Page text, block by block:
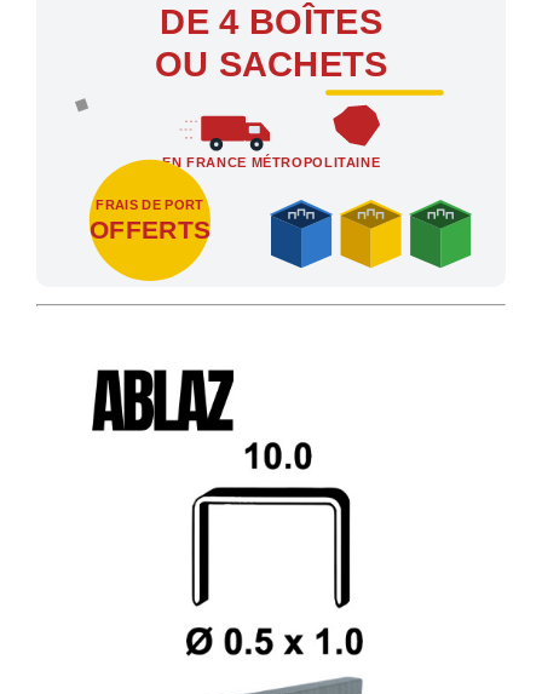
DE 4 BOÎTES
OU SACHETS
EN FRANCE MÉTROPOLITAINE
FRAIS DE PORT
OFFERTS
Profitez des Frais de port offerts en France métropolitaine